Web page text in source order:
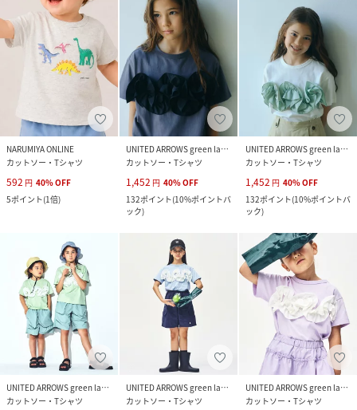
NARUMIYA ONLINE
カットソー・Tシャツ
592 円 40%OFF
5ポイント(1倍)
UNITED ARROWS green label relaxing
カットソー・Tシャツ
1,452 円 40%OFF
132ポイント(10%ポイントバ
ック)
UNITED ARROWS green label relaxing
カットソー・Tシャツ
1,452 円 40%OFF
132ポイント(10%ポイントバ
ック)
UNITED ARROWS green label relaxing
カットソー・Tシャツ
UNITED ARROWS green label relaxing
カットソー・Tシャツ
UNITED ARROWS green label relaxing
カットソー・Tシャツ